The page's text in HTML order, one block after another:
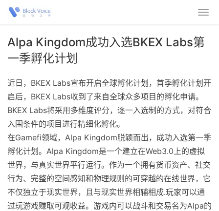
Alpa Kingdom成功入选BKEX Labs第
一季孵化计划
近日，BKEX Labs宣布开启全球孵化计划，首季孵化计划开
启后，BKEX Labs收到了来自全球众多项目的孵化申请。
BKEX Labs将采用多维度评分，逐一入选制的方式，对符合
入围条件的项目进行精细化孵化。
在Gamefi领域，Alpa Kingdom脱颖而出，成功入选第一季
孵化计划。Alpa Kingdom是一个建立在Web3.0上的虚拟
世界，与真实世界平行运行。作为一个拥有货币资产、社交
行为、完整的空间感知和物理规则的可穿越的在线世界，它
不仅独立于现实世界，且与现实世界相辅相成.玩家可以通
过玩游戏赚取可观收益。游戏内可以战斗和交易名为Alpa的